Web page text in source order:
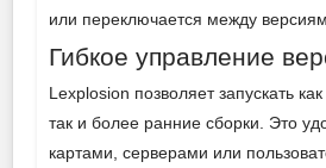
или переключается между
Гибкое управление
Lexplosion позволяет запускать
так и более ранние сборки. Это
картами, серверами или